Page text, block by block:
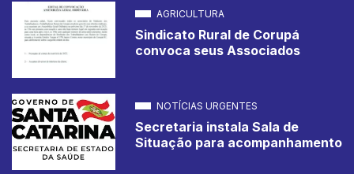
AGRICULTURA
Sindicato Rural de Corupá
convoca seus Associados
NOTÍCIAS URGENTES
Secretaria instala Sala de
Situação para acompanhamento